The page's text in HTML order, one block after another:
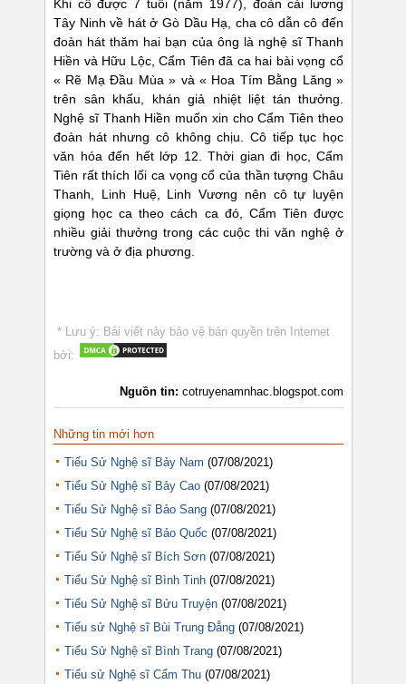
Khi cô được 7 tuổi (năm 1977), đoàn cải lương
Tây Ninh về hát ở Gò Dầu Hạ, cha cô dẫn cô đến
đoàn hát thăm hai bạn của ông là nghệ sĩ Thanh
Hiền và Hữu Lộc, Cẩm Tiên đã ca hai bài vọng cổ
« Rẽ Mạ Đầu Mùa » và « Hoa Tím Bằng Lăng »
trên sân khấu, khán giả nhiệt liệt tán thưởng.
Nghệ sĩ Thanh Hiền muốn xin cho Cẩm Tiên theo
đoàn hát nhưng cô không chịu. Cô tiếp tục học
văn hóa đến hết lớp 12. Thời gian đi học, Cẩm
Tiên rất thích lối ca vọng cổ của thần tượng Châu
Thanh, Linh Huệ, Linh Vương nên cô tự luyện
giọng học ca theo cách ca đó, Cẩm Tiên được
nhiều giải thưởng trong các cuộc thi văn nghệ ở
trường và ở địa phương.
* Lưu ý: Bài viết này bảo vệ bản quyền trên Internet
bởi:
Nguồn tin: cotruyenamnhac.blogspot.com
Những tin mới hơn
Tiểu Sử Nghệ sĩ Bảy Nam (07/08/2021)
Tiểu Sử Nghệ sĩ Bảy Cao (07/08/2021)
Tiểu Sử Nghệ sĩ Bảo Sang (07/08/2021)
Tiểu Sử Nghệ sĩ Bảo Quốc (07/08/2021)
Tiểu Sử Nghệ sĩ Bích Sơn (07/08/2021)
Tiểu Sử Nghệ sĩ Bình Tinh (07/08/2021)
Tiểu Sử Nghệ sĩ Bửu Truyện (07/08/2021)
Tiểu sử Nghệ sĩ Bùi Trung Đẳng (07/08/2021)
Tiểu Sử Nghệ sĩ Bình Trang (07/08/2021)
Tiểu sử Nghệ sĩ Cẩm Thu (07/08/2021)